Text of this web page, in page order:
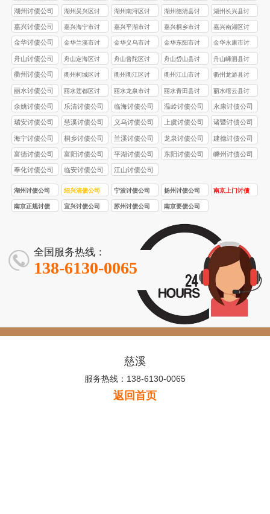
债公司
债公司
债公司
债公司
湖州讨债公司
湖州吴兴区讨
债公司
湖州南浔区讨
债公司
湖州德清县讨
债公司
湖州长兴县讨
债公司
嘉兴讨债公司
嘉兴海宁市讨
债公司
嘉兴平湖市讨
债公司
嘉兴桐乡市讨
债公司
嘉兴南湖区讨
债公司
金华讨债公司
金华兰溪市讨
债公司
金华义乌市讨
债公司
金华东阳市讨
债公司
金华永康市讨
债公司
舟山讨债公司
舟山定海区讨
债公司
舟山普陀区讨
债公司
舟山岱山县讨
债公司
舟山嵊泗县讨
债公司
衢州讨债公司
衢州柯城区讨
债公司
衢州衢江区讨
债公司
衢州江山市讨
债公司
衢州龙游县讨
债公司
丽水讨债公司
丽水莲都区讨
债公司
丽水龙泉市讨
债公司
丽水青田县讨
债公司
丽水缙云县讨
债公司
余姚讨债公司 乐清讨债公司 临海讨债公司 温岭讨债公司 永康讨债公司
瑞安讨债公司 慈溪讨债公司 义乌讨债公司 上虞讨债公司 诸暨讨债公司
海宁讨债公司 桐乡讨债公司 兰溪讨债公司 龙泉讨债公司 建德讨债公司
富德讨债公司 富阳讨债公司 平湖讨债公司 东阳讨债公司 嵊州讨债公司
奉化讨债公司 临安讨债公司 江山讨债公司
湖州讨债公司 绍兴清债公司 宁波讨债公司 扬州讨债公司
南京上门讨债
南京正规讨债
宜兴讨债公司 苏州讨债公司 南京要债公司
全国服务热线：
138-6130-0065
慈溪
服务热线：138-6130-0065
返回首页